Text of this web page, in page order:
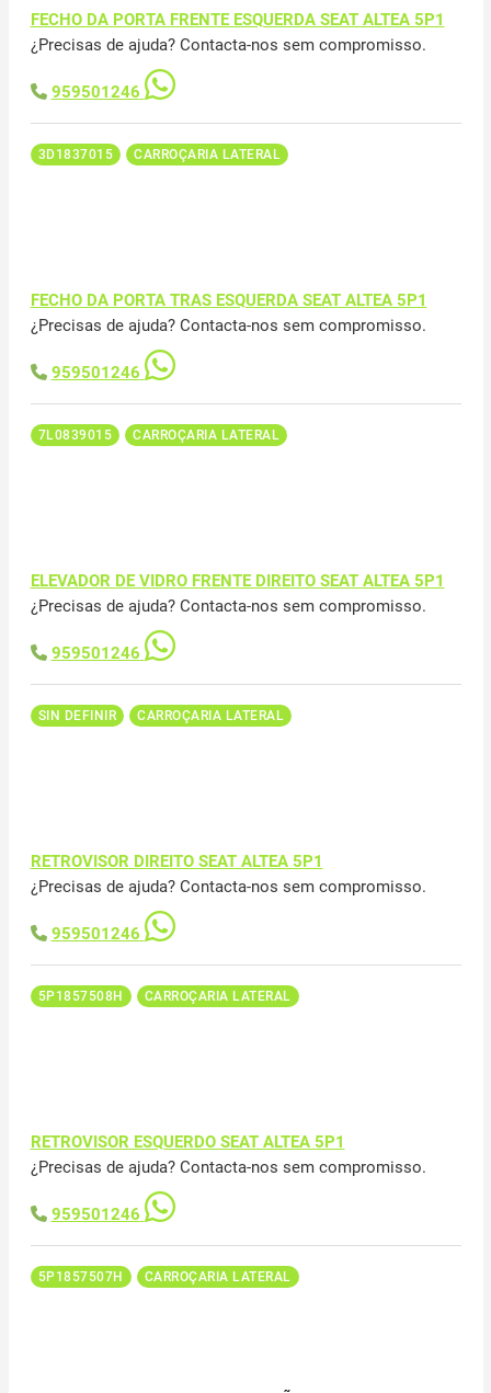
FECHO DA PORTA FRENTE ESQUERDA SEAT ALTEA 5P1
¿Precisas de ajuda? Contacta-nos sem compromisso.
959501246
3D1837015 CARROÇARIA LATERAL
FECHO DA PORTA TRAS ESQUERDA SEAT ALTEA 5P1
¿Precisas de ajuda? Contacta-nos sem compromisso.
959501246
7L0839015 CARROÇARIA LATERAL
ELEVADOR DE VIDRO FRENTE DIREITO SEAT ALTEA 5P1
¿Precisas de ajuda? Contacta-nos sem compromisso.
959501246
SIN DEFINIR CARROÇARIA LATERAL
RETROVISOR DIREITO SEAT ALTEA 5P1
¿Precisas de ajuda? Contacta-nos sem compromisso.
959501246
5P1857508H CARROÇARIA LATERAL
RETROVISOR ESQUERDO SEAT ALTEA 5P1
¿Precisas de ajuda? Contacta-nos sem compromisso.
959501246
5P1857507H CARROÇARIA LATERAL